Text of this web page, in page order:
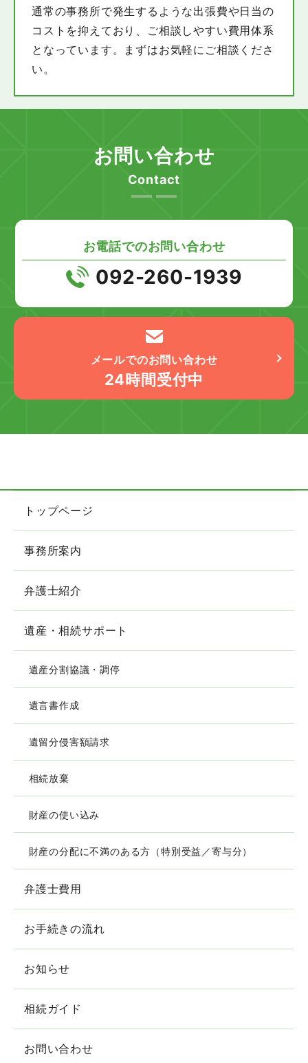
通常の事務所で発生するような出張費や日当の
コストを抑えており、ご相談しやすい費用体系
となっています。まずはお気軽にご相談くださ
い。
お問い合わせ
Contact
お電話でのお問い合わせ
092-260-1939
メールでのお問い合わせ
24時間受付中
トップページ
事務所案内
弁護士紹介
遺産・相続サポート
遺産分割協議・調停
遺言書作成
遺留分侵害額請求
相続放棄
財産の使い込み
財産の分配に不満のある方（特別受益／寄与分）
弁護士費用
お手続きの流れ
お知らせ
相続ガイド
お問い合わせ